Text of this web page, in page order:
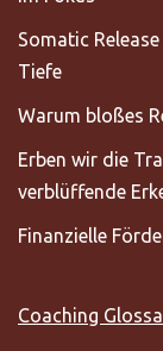
Somatic
Tiefe
Warum bloßes
Erben wir die
verblüffende
Finanzielle
Coaching